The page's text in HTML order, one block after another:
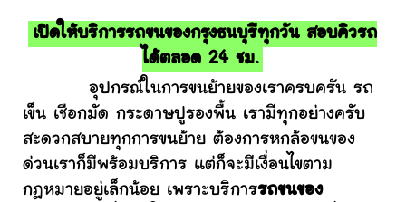
เปิดให้บริการรถขนของกรุงธนบุรีทุกวัน สอบคิวรถ
ได้ตลอด 24 ชม.
อุปกรณ์ในการขนย้ายของเราครบครัน รถ
เข็น เชือกมัด กระดาษปูรองพื้น เรามีทุกอย่างครับ
สะดวกสบายทุกการขนย้าย ต้องการหกล้อขนของ
ด่วนเราก็มีพร้อมบริการ แต่ก็จะมีเงื่อนไขตาม
กฎหมายอยู่เล็กน้อย เพราะบริการรถขนของ